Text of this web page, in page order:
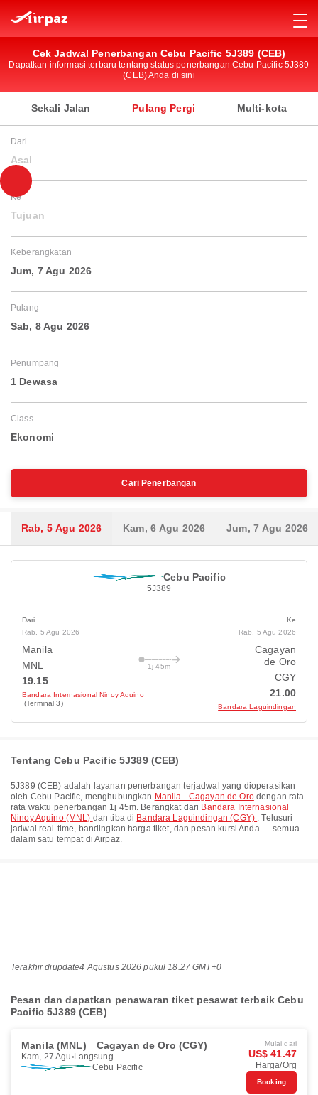
Cek Jadwal Penerbangan Cebu Pacific 5J389 (CEB)
Dapatkan informasi terbaru tentang status penerbangan Cebu Pacific 5J389
(CEB) Anda di sini
Sekali Jalan Pulang Pergi Multi-kota
Dari
Asal
Ke
Tujuan
Keberangkatan
Jum, 7 Agu 2026
Pulang
Sab, 8 Agu 2026
Penumpang
1 Dewasa
Class
Ekonomi
Cari Penerbangan
Rab, 5 Agu 2026 Kam, 6 Agu 2026 Jum, 7 Agu 2026
Cebu Pacific
5J389
Dari
Rab, 5 Agu 2026
Manila
MNL
19.15
Bandara Internasional Ninoy Aquino
(Terminal 3)
1j 45m
Ke
Rab, 5 Agu 2026
Cagayan
de Oro
CGY
21.00
Bandara Laguindingan
Tentang Cebu Pacific 5J389 (CEB)
5J389 (CEB) adalah layanan penerbangan terjadwal yang dioperasikan
oleh Cebu Pacific, menghubungkan Manila - Cagayan de Orodengan rata-
rata waktu penerbangan 1j 45m. Berangkat dari Bandara Internasional
Ninoy Aquino (MNL) dan tiba di Bandara Laguindingan (CGY) . Telusuri
jadwal real-time, bandingkan harga tiket, dan pesan kursi Anda — semua
dalam satu tempat di Airpaz.
Terakhir diupdate4 Agustus 2026 pukul 18.27 GMT+0
Pesan dan dapatkan penawaran tiket pesawat terbaik Cebu
Pacific 5J389 (CEB)
Manila (MNL) Cagayan de Oro (CGY)
Kam, 27 Agu Langsung
Cebu Pacific
Mulai dari
US$ 41.47
Harga/Org
Booking